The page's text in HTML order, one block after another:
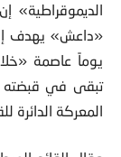
الديموقراطية»
«داعش» يهدف
يوماً عاصمة
تبقى في قبضته
المعركة الدائرة